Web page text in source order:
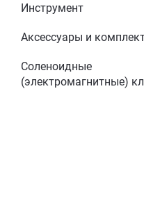
Инструмент
Аксессуары и
Соленоидные
(электромагнитные)